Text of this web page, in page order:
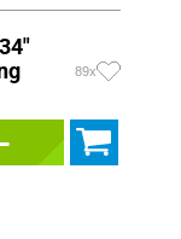
89x